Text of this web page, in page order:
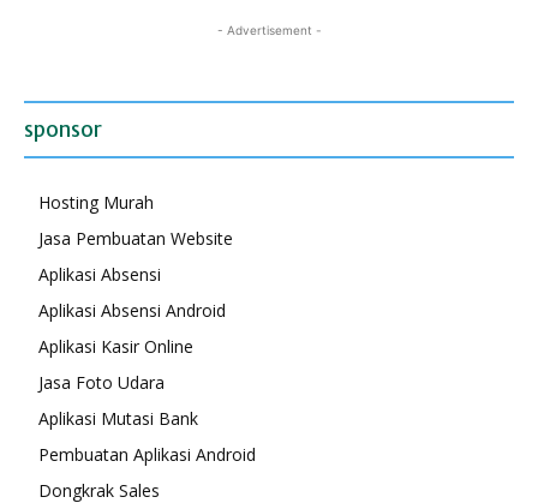
- Advertisement -
sponsor
Hosting Murah
Jasa Pembuatan Website
Aplikasi Absensi
Aplikasi Absensi Android
Aplikasi Kasir Online
Jasa Foto Udara
Aplikasi Mutasi Bank
Pembuatan Aplikasi Android
Dongkrak Sales